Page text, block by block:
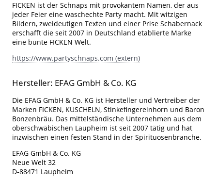
FICKEN ist der Schnaps mit provokantem Namen, der aus
jeder Feier eine waschechte Party macht. Mit witzigen
Bildern, zweideutigen Texten und einer Prise Schabernack
erschafft die seit 2007 in Deutschland etablierte Marke
eine bunte FICKEN Welt.
https://www.partyschnaps.com (extern)
Hersteller: EFAG GmbH & Co. KG
Die EFAG GmbH & Co. KG ist Hersteller und Vertreiber der
Marken FICKEN, KUSCHELN, Stinkefingereinhorn und Baron
Bonzenbräu. Das mittelständische Unternehmen aus dem
oberschwäbischen Laupheim ist seit 2007 tätig und hat
inzwischen einen festen Stand in der Spirituosenbranche.
EFAG GmbH & Co. KG
Neue Welt 32
D-88471 Laupheim